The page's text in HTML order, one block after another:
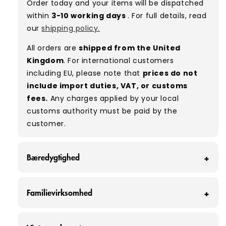
used, they remain free of significant defects
and are in excellent shape overall.
Please note:As these are vintage/used
garments, a small percentage (5–10%) may
have minor flaws such as small tears, holes, or
stains. While we carefully inspect all items, a
degree of human error is possible. Condition
can vary slightly between pieces, and some
Order today and your items will be dispatched
within 3-10 working days. For full details, read
ourshipping policy.
All orders are shipped from the United
Kingdom. For international customers
including EU, please note that prices do not
include import duties, VAT, or customs
fees. Any charges applied by your local
customs authority must be paid by the
customer.
Bæredygtighed
måned omkring 160 tons tøj fra at ende på
stykker tøj.
Familievirksomhed